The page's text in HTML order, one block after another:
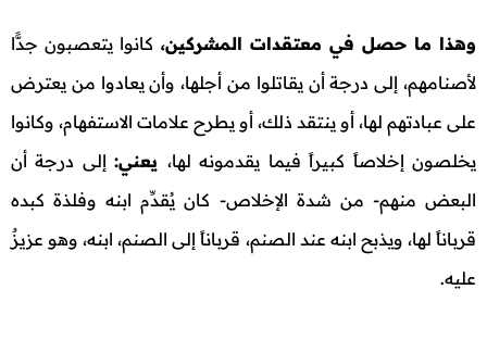
وهذا ما حصل في معتقدات المشركين، كانوا يتعصبون جدًّا
لأصنامهم، إلى درجة أن يقاتلوا من أجلها، وأن يعادوا من يعترض
على عبادتهم لها، أو ينتقد ذلك، أو يطرح علامات الاستفهام، وكانوا
يخلصون إخلاصاً كبيراً فيما يقدمونه لها،يعني:إلى درجة أن
البعض منهم- من شدة الإخلاص- كان يُقدِّم ابنه وفلذة كبده
قرباناً لها، ويذبح ابنه عند الصنم، قرباناً إلى الصنم، ابنه، وهو عزيزٌ
عليه.